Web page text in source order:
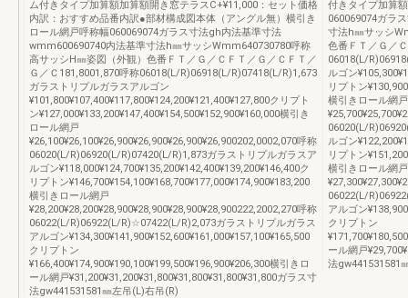
ム付きタイプ加算額加算額開き窓テラスC+¥11,000：セット価格
内訳：おすすめ品番内訳●部材構成図本体（アングル無）横引き
ロール網戸呼称幅060069074ガラス寸法gh内法基準寸法
wmm600690740内法基準寸法h㎜サッシWmm640730780呼称
高サッシH㎜姿図（外観）色番ＦＴ／Ｇ／ＣＦＴ／Ｇ／ＣＦＴ／
Ｇ／Ｃ181,8001,870呼称06018(L/R)06918(L/R)07418(L/R)1,673
ガラストリプルガラスアルゴン
¥101,800¥107,400¥117,800¥124,200¥121,400¥127,800クリプト
ン¥127,000¥133,200¥147,400¥154,500¥152,900¥160,000横引き
ロール網戸
¥26,100¥26,100¥26,900¥26,900¥26,900¥26,900202,0002,070呼称
06020(L/R)06920(L/R)07420(L/R)1,873ガラストリプルガラスア
ルゴン¥118,000¥124,700¥135,200¥142,400¥139,200¥146,400ク
リプトン¥146,700¥154,100¥168,700¥177,000¥174,900¥183,200
横引きロール網戸
¥28,200¥28,200¥28,900¥28,900¥28,900¥28,900222,2002,270呼称
06022(L/R)06922(L/R)☆07422(L/R)2,073ガラストリプルガラス
アルゴン¥134,300¥141,900¥152,600¥161,000¥157,100¥165,500
クリプトン
¥166,400¥174,900¥190,100¥199,500¥196,900¥206,300横引きロ
ール網戸¥31,200¥31,200¥31,800¥31,800¥31,800¥31,800ガラス寸
法gw441531581㎜左吊(L)右吊(R)
付きタイプ加算
060069074ガラ
寸法h㎜サッシ
色番ＦＴ／Ｇ／
06018(L/
ルゴン
リプトン
横引きロール網戸
06020(L/
ルゴン
リプトン
横引きロール網戸
06022(L/
アルゴン
クリプトン
ール網戸
法gw441531581